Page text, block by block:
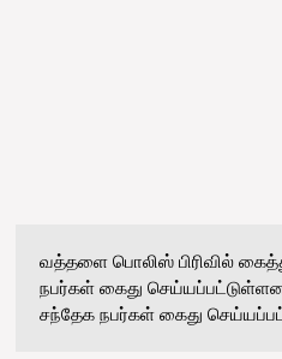
வத்தளை பொலிஸ் பிரிவில்
நபர்கள் கைது
சந்தேக நபர்கள் கைது